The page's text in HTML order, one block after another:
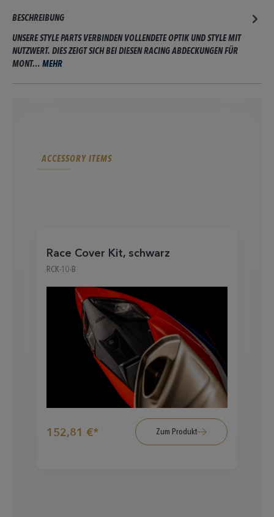
BESCHREIBUNG
UNSERE STYLE PARTS VERBINDEN VOLLENDETE OPTIK UND STYLE MIT
NUTZWERT. DIES ZEIGT SICH BEI DIESEN RACING ABDECKUNGEN FÜR
MONT… MEHR
ACCESSORY ITEMS
Race Cover Kit, schwarz
RCK-10-B
152,81 €* Zum Produkt